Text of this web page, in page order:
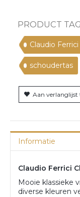
PRODUCT
Claudio Ferrici
schoudertas
Aan verlanglijst
Informatie
Claudio Ferrici
Mooie klassieke
diverse kleuren